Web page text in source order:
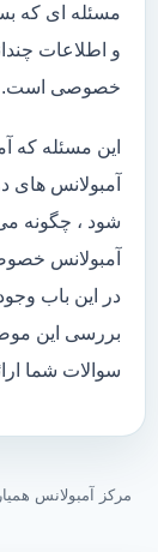
مسئله ای که
و اطلاعات
خصوصی است.
این مسئله که
آمبولانس های
شود ، چگونه
آمبولانس
در این باب
بررسی این
سوالات شما
مرکز آمبولانس